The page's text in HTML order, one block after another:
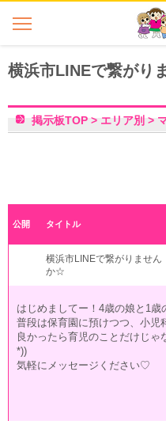
横浜市LINEで繋がり
掲示板TOP > エリア別 >
公開 タイトル
横浜市LINEで繋がりません
か☆
はじめましてー！4歳の娘と1
普段は保育園に預けつつ、小児
良かったら育児のことだけじゃ
*))
気軽にメッセージください♡